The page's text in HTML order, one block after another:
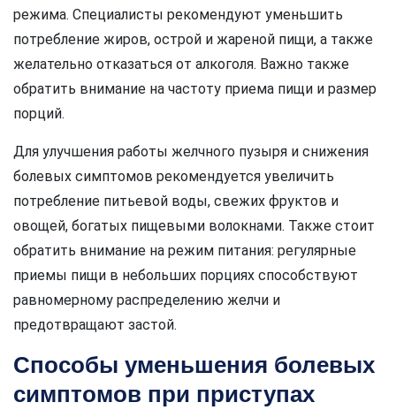
режима. Специалисты рекомендуют уменьшить
потребление жиров, острой и жареной пищи, а также
желательно отказаться от алкоголя. Важно также
обратить внимание на частоту приема пищи и размер
порций.
Для улучшения работы желчного пузыря и снижения
болевых симптомов рекомендуется увеличить
потребление питьевой воды, свежих фруктов и
овощей, богатых пищевыми волокнами. Также стоит
обратить внимание на режим питания: регулярные
приемы пищи в небольших порциях способствуют
равномерному распределению желчи и
предотвращают застой.
Способы уменьшения болевых
симптомов при приступах